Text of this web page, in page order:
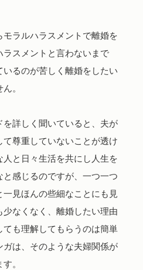
ラルハラスメントで離婚を
ラスメントと言わないまで
いるのが苦しく離婚をしたい
。
詳しく聞いていると、夫が
尊重していないことが透け
と日々生活を共にし人生を
感じるのですが、一つ一つ
見ほんの些細なことにも見
なくなく、離婚したい理由
ても理解してもらうのは簡単
は、そのような夫婦関係が
。